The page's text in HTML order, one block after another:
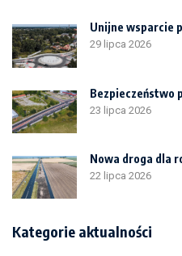
Unijne wsparcie
29 lipca 2026
Bezpieczeństwo
23 lipca 2026
Nowa droga dla
22 lipca 2026
Kategorie aktualności